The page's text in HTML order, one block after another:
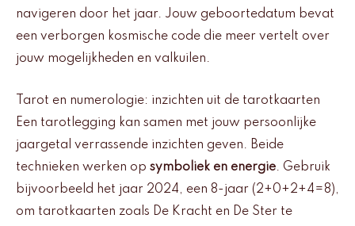
navigeren door het jaar. Jouw geboortedatum bevat
een verborgen kosmische code die meer vertelt over
jouw mogelijkheden en valkuilen.
Tarot en numerologie: inzichten uit de tarotkaarten
Een tarotlegging kan samen met jouw persoonlijke
jaargetal verrassende inzichten geven. Beide
technieken werken op symboliek en energie. Gebruik
bijvoorbeeld het jaar 2024, een 8-jaar (2+0+2+4=8),
om tarotkaarten zoals De Kracht en De Ster te